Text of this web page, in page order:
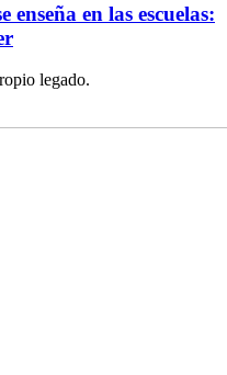
en las escuelas:
legado.